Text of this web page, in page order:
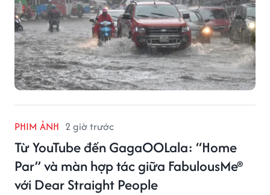
PHIM ẢNH 2 giờ trước
Từ YouTube đến GagaOOLala: “Home
Par” và màn hợp tác giữa FabulousMe®
với Dear Straight People